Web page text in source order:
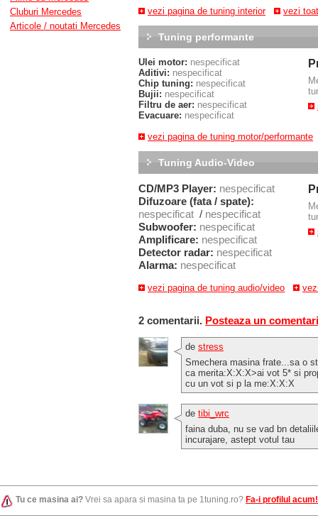
Cluburi Mercedes
Articole / noutati Mercedes
vezi pagina de tuning interior
vezi
Tuning performante
Ulei motor: nespecificat
Aditivi: nespecificat
Chip tuning: nespecificat
Bujii: nespecificat
Filtru de aer: nespecificat
Evacuare: nespecificat
vezi pagina de tuning motor/performante
Tuning Audio-Video
CD/MP3 Player: nespecificat
Difuzoare (fata / spate):
nespecificat / nespecificat
Subwoofer: nespecificat
Amplificare: nespecificat
Detector radar: nespecificat
Alarma: nespecificat
vezi pagina de tuning audio/video
2 comentarii. Posteaza un
de stress
Smechera masina frate...sa o
ca merita:X:X:X>ai vot 5* si
cu un vot si p la me:X:X:X
de tibi_wrc
faina duba, nu se vad bn
incurajare, astept votul tau
Tu ce masina ai? Vrei sa apara si masina ta pe 1tuning.ro? Fa-i profilul acum!